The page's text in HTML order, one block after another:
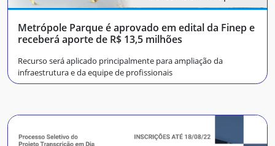
Metrópole Parque é aprovado em edital da Finep e
receberá aporte de R$ 13,5 milhões
Recurso será aplicado principalmente para ampliação da
infraestrutura e da equipe de profissionais